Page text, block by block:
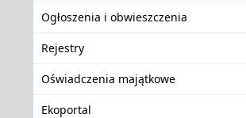
Ogłoszenia i obwieszczenia
Rejestry
Oświadczenia majątkowe
Ekoportal